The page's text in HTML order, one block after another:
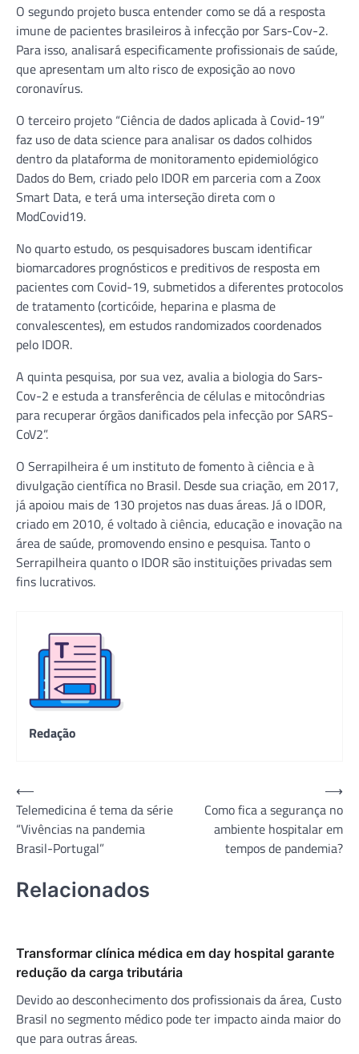
O segundo projeto busca entender como se dá a resposta
imune de pacientes brasileiros à infecção por Sars-Cov-2.
Para isso, analisará especificamente profissionais de saúde,
que apresentam um alto risco de exposição ao novo
coronavírus.
O terceiro projeto “Ciência de dados aplicada à Covid-19”
faz uso de data science para analisar os dados colhidos
dentro da plataforma de monitoramento epidemiológico
Dados do Bem, criado pelo IDOR em parceria com a Zoox
Smart Data, e terá uma interseção direta com o
ModCovid19.
No quarto estudo, os pesquisadores buscam identificar
biomarcadores prognósticos e preditivos de resposta em
pacientes com Covid-19, submetidos a diferentes protocolos
de tratamento (corticóide, heparina e plasma de
convalescentes), em estudos randomizados coordenados
pelo IDOR.
A quinta pesquisa, por sua vez, avalia a biologia do Sars-
Cov-2 e estuda a transferência de células e mitocôndrias
para recuperar órgãos danificados pela infecção por SARS-
CoV2”.
O Serrapilheira é um instituto de fomento à ciência e à
divulgação científica no Brasil. Desde sua criação, em 2017,
já apoiou mais de 130 projetos nas duas áreas. Já o IDOR,
criado em 2010, é voltado à ciência, educação e inovação na
área de saúde, promovendo ensino e pesquisa. Tanto o
Serrapilheira quanto o IDOR são instituições privadas sem
fins lucrativos.
Redação
Navegação
de
Post
⟵
Telemedicina é tema da série
“Vivências na pandemia
Brasil-Portugal”
Como fica a segurança no
ambiente hospitalar em
tempos de pandemia?
⟶
Relacionados
Transformar clínica médica em day hospital garante
redução da carga tributária
Devido ao desconhecimento dos profissionais da área, Custo
Brasil no segmento médico pode ter impacto ainda maior do
que para outras áreas.